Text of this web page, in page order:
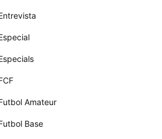
Amateur
Base